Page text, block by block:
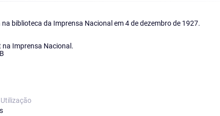
na biblioteca da Imprensa Nacional em 4 de dezembro de 1927.
na Imprensa Nacional.